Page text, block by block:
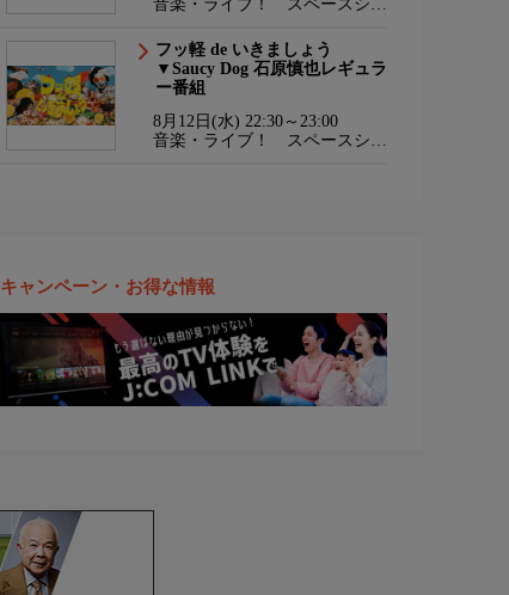
音楽・ライブ！ スペースシャ
フッ軽 de いきましょう
▼Saucy Dog 石原慎也レギュラ
ー番組
8月12日(水) 22:30～23:00
音楽・ライブ！ スペースシャ
キャンペーン・お得な情報